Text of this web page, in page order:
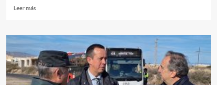
Leer másLeer
La
comisión
provincial
contra
la
violencia